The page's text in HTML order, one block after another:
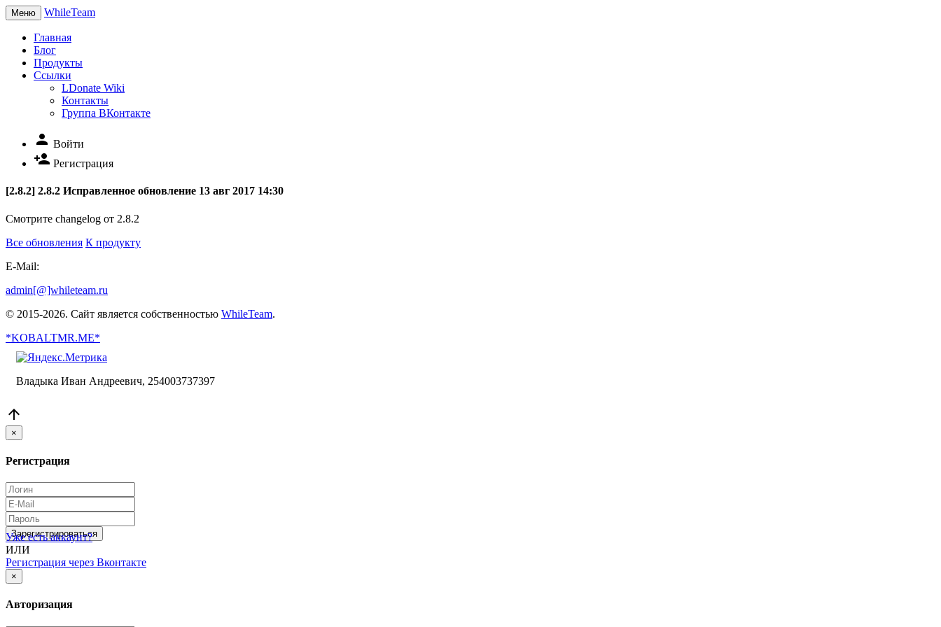
Меню WhileTeam
Главная
Блог
Продукты
Ссылки
LDonate Wiki
Контакты
Группа ВКонтакте
person Войти
person_add Регистрация
[2.8.2] 2.8.2 Исправленное обновление 13 авг 2017 14:30
Смотрите changelog от 2.8.2
Все обновления К продукту
E-Mail:
admin[@]whileteam.ru
© 2015-2026. Сайт является собственностью WhileTeam.
*KOBALTMR.ME*
Владыка Иван Андреевич, 254003737397

×
Регистрация
Зарегистрироваться
Уже есть аккаунт?
ИЛИ
Регистрация через Вконтакте
×
Авторизация